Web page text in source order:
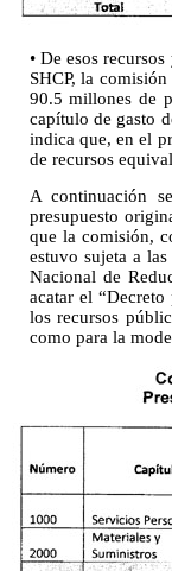
• De esos
SHCP, la
90.5 millones de
capítulo de gasto
indica que, en el
de recursos
A continuación
presupuesto
que la comisión,
estuvo sujeta a
Nacional de
acatar el
los recursos
como para la